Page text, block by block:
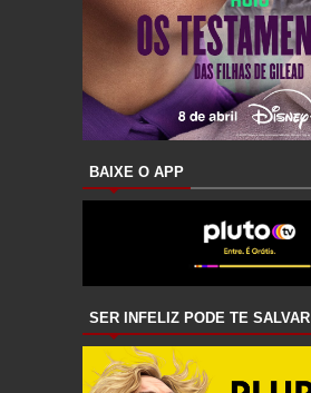
BAIXE O APP
SER INFELIZ PODE TE SALVAR